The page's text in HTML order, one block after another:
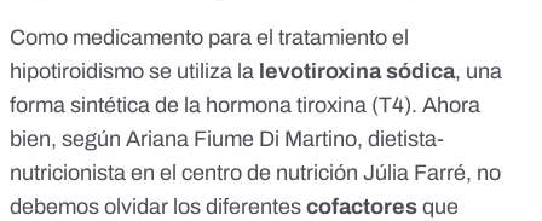
Como medicamento para el tratamiento el
hipotiroidismo se utiliza la levotiroxina sódica, una
forma sintética de la hormona tiroxina (T4). Ahora
bien, según Ariana Fiume Di Martino, dietista-
nutricionista en el centro de nutrición Júlia Farré, no
debemos olvidar los diferentes cofactores que